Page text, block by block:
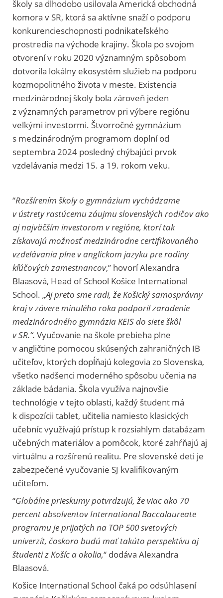
školy sa dlhodobo usilovala Americká obchodná
komora v SR, ktorá sa aktívne snaží o podporu
konkurencieschopnosti podnikateľského
prostredia na východe krajiny. Škola po svojom
otvorení v roku 2020 významným spôsobom
dotvorila lokálny ekosystém služieb na podporu
kozmopolitného života v meste. Existencia
medzinárodnej školy bola zároveň jeden
z významných parametrov pri výbere regiónu
veľkými investormi. Štvorročné gymnázium
s medzinárodným programom doplní od
septembra 2024 posledný chýbajúci prvok
vzdelávania medzi 15. a 19. rokom veku.
“Rozšírením školy o gymnázium vychádzame
v ústrety rastúcemu záujmu slovenských rodičov ako
aj najväčším investorom v regióne, ktorí tak
získavajú možnosť medzinárodne certifikovaného
vzdelávania plne v anglickom jazyku pre rodiny
kľúčových zamestnancov,” hovorí Alexandra
Blaasová, Head of School Košice International
School. „Aj preto sme radi, že Košický samosprávny
kraj v závere minulého roka podporil zaradenie
medzinárodného gymnázia KEIS do siete škôl
v SR.“. Vyučovanie na škole prebieha plne
v angličtine pomocou skúsených zahraničných IB
učiteľov, ktorých dopĺňajú kolegovia zo Slovenska,
všetko nadšenci moderného spôsobu učenia na
základe bádania. Škola využíva najnovšie
technológie v tejto oblasti, každý študent má
k dispozícii tablet, učitelia namiesto klasických
učebníc využívajú prístup k rozsiahlym databázam
učebných materiálov a pomôcok, ktoré zahŕňajú aj
virtuálnu a rozšírenú realitu. Pre slovenské deti je
zabezpečené vyučovanie SJ kvalifikovaným
učiteľom.
“Globálne prieskumy potvrdzujú, že viac ako 70
percent absolventov International Baccalaureate
programu je prijatých na TOP 500 svetových
univerzít, čoskoro budú mať takúto perspektívu aj
študenti z Košíc a okolia,“ dodáva Alexandra
Blaasová.
Košice International School čaká po odsúhlasení